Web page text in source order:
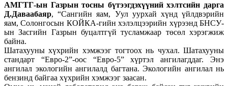
АМГТГ-ын Газрын тосны бүтээгдэхүүний хэлтсийн дарга
Д.Даваабаяр, “Сангийн яам, Уул уурхай хүнд үйлдвэрийн
яам, Солонгосын КОЙКА-гийн хэлэлцээрийн хүрээнд БНСУ-
ын Засгийн Газрын буцалтгүй тусламжаар төсөл хэрэгжиж
байна.
Шатахууны хүхрийн хэмжээг тогтоох нь чухал. Шатахууны
стандарт “Евро-2”-оос “Евро-5” хүртэл ангилагддаг. Энэ
ангилал экологийн ангилалд багтана. Экологийн ангилал нь
бензинд байгаа хүхрийн хэмжээг заасан.